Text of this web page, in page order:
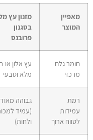
מאפיין
המוצר
מזנון עץ מלא
בסגנון
פרובנס
חומר גלם
מרכזי
עץ אלון או בוק
מלא וטבעי
רמת
עמידות
לטווח ארוך
גבוהה מאוד
(עמיד למכות
ולחות)